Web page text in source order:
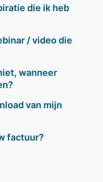
die ik heb
/ video die
wanneer
van mijn
factuur?